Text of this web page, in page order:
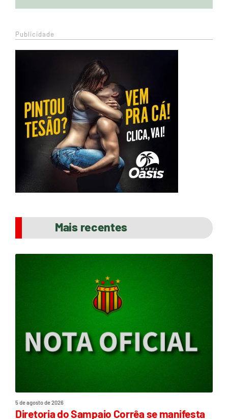
Publicidade
Mais recentes
5 de agosto de 2026
Diretoria do Sampaio Corrêa se manifesta